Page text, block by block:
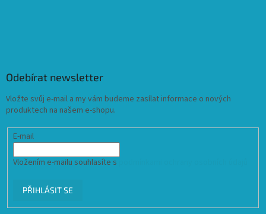
Odebírat newsletter
Vložte svůj e-mail a my vám budeme zasílat informace o nových
produktech na našem e-shopu.
E-mail
Vložením e-mailu souhlasíte s
PŘIHLÁSIT SE